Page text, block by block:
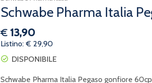
Schwabe Pharma Italia
€ 13,90
Listino: € 29,90
DISPONIBILE
Schwabe Pharma Italia Pegaso gonfiore